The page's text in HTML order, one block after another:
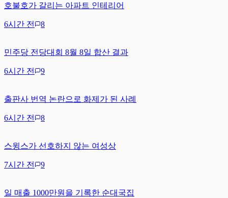
호불호가 갈리는 아파트 인테리어
6시간 전 8
민주당 전당대회 8월 8일 합산 결과
6시간 전 9
출판사 번역 논란으로 화제가 된 사례
6시간 전 8
스윙스가 선호하지 않는 여성상
7시간 전 9
일 매출 1000만원을 기록한 순대국집